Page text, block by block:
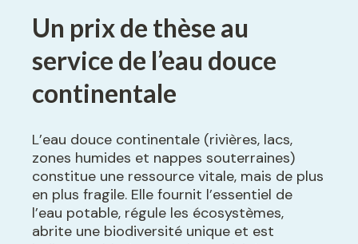
Un prix de thèse au
service de l’eau douce
continentale
L’eau douce continentale (rivières, lacs,
zones humides et nappes souterraines)
constitue une ressource vitale, mais de plus
en plus fragile. Elle fournit l’essentiel de
l’eau potable, régule les écosystèmes,
abrite une biodiversité unique et est